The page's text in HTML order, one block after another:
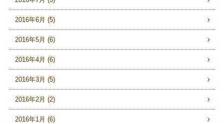
2016年6月 (5)
2016年5月 (6)
2016年4月 (6)
2016年3月 (5)
2016年2月 (2)
2016年1月 (6)